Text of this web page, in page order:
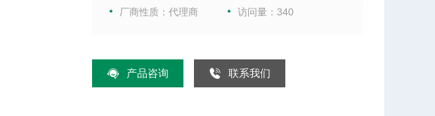
厂商性质：代理商 访问量：340
产品咨询 联系我们